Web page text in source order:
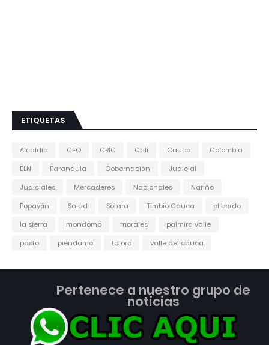
ETIQUETAS
Alcaldía CEO CRIC Cali Cauca
Colombia
ELN
Farandula Gobernación
Judicial
Judiciales
Mercaderes Nacionales
Nariño
Popayán
Salud Sotara Timbio Cauca
el bordo
la sierra
mondomo morales
palmira valle
pasto
piendamo totoro valle del cauca
Pertenece a nuestro grupo de
noticias